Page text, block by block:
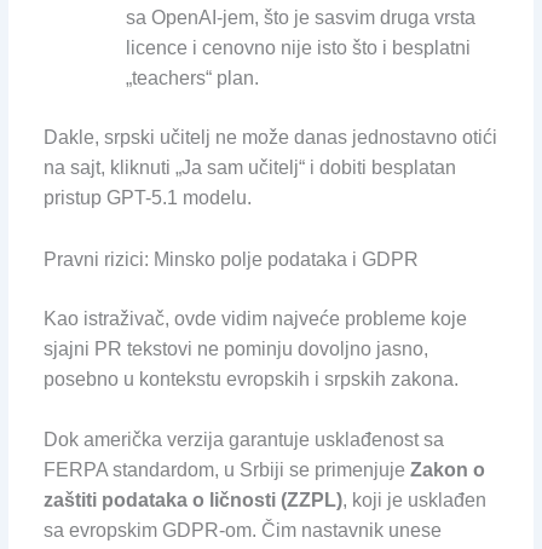
sa OpenAI-jem, što je sasvim druga vrsta
licence i cenovno nije isto što i besplatni
„teachers“ plan.
Dakle, srpski učitelj ne može danas jednostavno otići
na sajt, kliknuti „Ja sam učitelj“ i dobiti besplatan
pristup GPT-5.1 modelu.
Pravni rizici: Minsko polje podataka i GDPR
Kao istraživač, ovde vidim najveće probleme koje
sjajni PR tekstovi ne pominju dovoljno jasno,
posebno u kontekstu evropskih i srpskih zakona.
Dok američka verzija garantuje usklađenost sa
FERPA standardom, u Srbiji se primenjuje Zakon o
zaštiti podataka o ličnosti (ZZPL), koji je usklađen
sa evropskim GDPR-om. Čim nastavnik unese